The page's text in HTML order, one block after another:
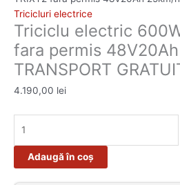
Tricicluri electrice
Triciclu electric
fara permis
TRANSPORT
4.190,00 lei
Adaugă în coș